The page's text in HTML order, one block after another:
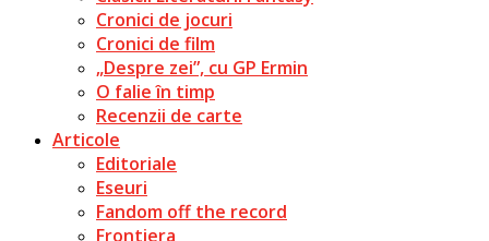
Cronici de jocuri
Cronici de film
„Despre zei”, cu GP Ermin
O falie în timp
Recenzii de carte
Articole
Editoriale
Eseuri
Fandom off the record
Frontiera